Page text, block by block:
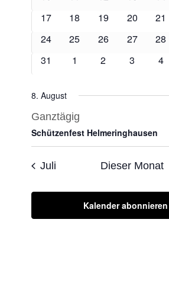
0
17
0
18
0
19
0
20
0
21
0
24
0
25
0
26
0
27
0
28
0
31
0
1
0
2
0
3
0
4
8. August
Ganztägig
Schützenfest Helmeringhausen
Juli Dieser Monat
Kalender abonnieren